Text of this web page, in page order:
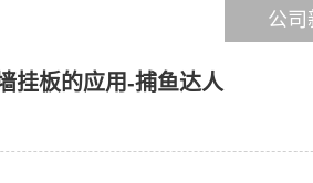
公司
挂板的应用-捕鱼达人